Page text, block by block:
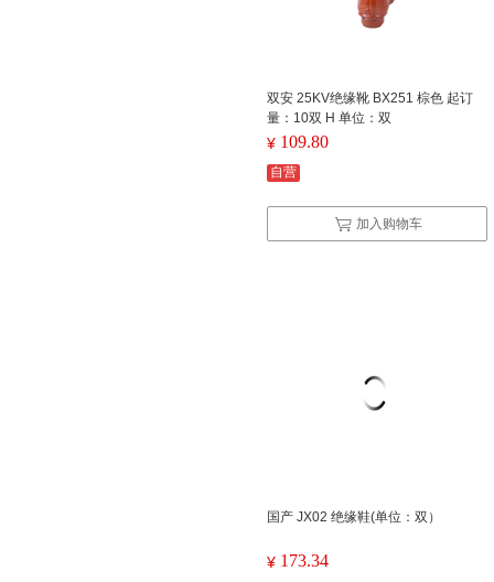
双安 25KV绝缘靴 BX251 棕色 起订
量：10双 H 单位：双
¥ 109.80
自营
加入购物车
国产 JX02 绝缘鞋(单位：双）
¥ 173.34